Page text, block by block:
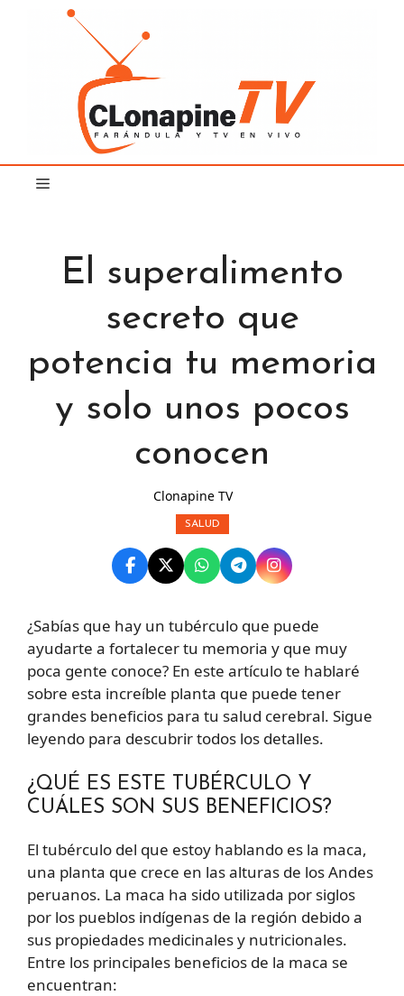
El superalimento
secreto que
potencia tu memoria
y solo unos pocos
conocen
Clonapine TV
SALUD
¿Sabías que hay un tubérculo que puede
ayudarte a fortalecer tu memoria y que muy
poca gente conoce? En este artículo te hablaré
sobre esta increíble planta que puede tener
grandes beneficios para tu salud cerebral. Sigue
leyendo para descubrir todos los detalles.
¿QUÉ ES ESTE TUBÉRCULO Y
CUÁLES SON SUS BENEFICIOS?
El tubérculo del que estoy hablando es la maca,
una planta que crece en las alturas de los Andes
peruanos. La maca ha sido utilizada por siglos
por los pueblos indígenas de la región debido a
sus propiedades medicinales y nutricionales.
Entre los principales beneficios de la maca se
encuentran: